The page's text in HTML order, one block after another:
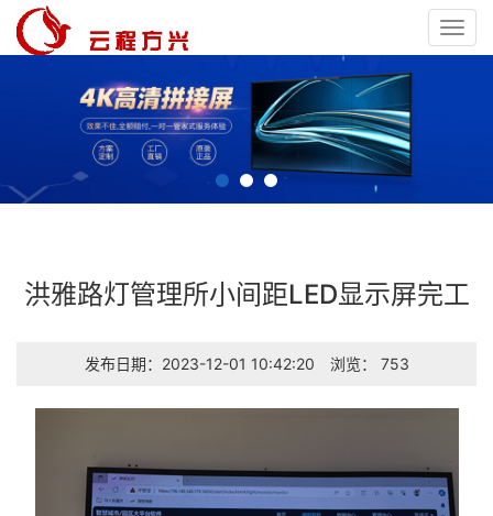
洪雅路灯管理所小间距LED显示屏完工
发布日期：2023-12-01 10:42:20 浏览： 753